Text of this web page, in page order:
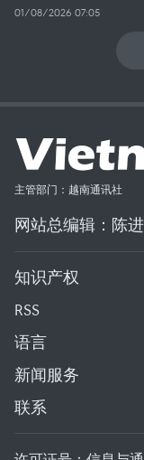
01/08/2026 07:05
主管部门：越南通讯社
网站总编辑：陈
知识产权
RSS
语言
新闻服务
联系